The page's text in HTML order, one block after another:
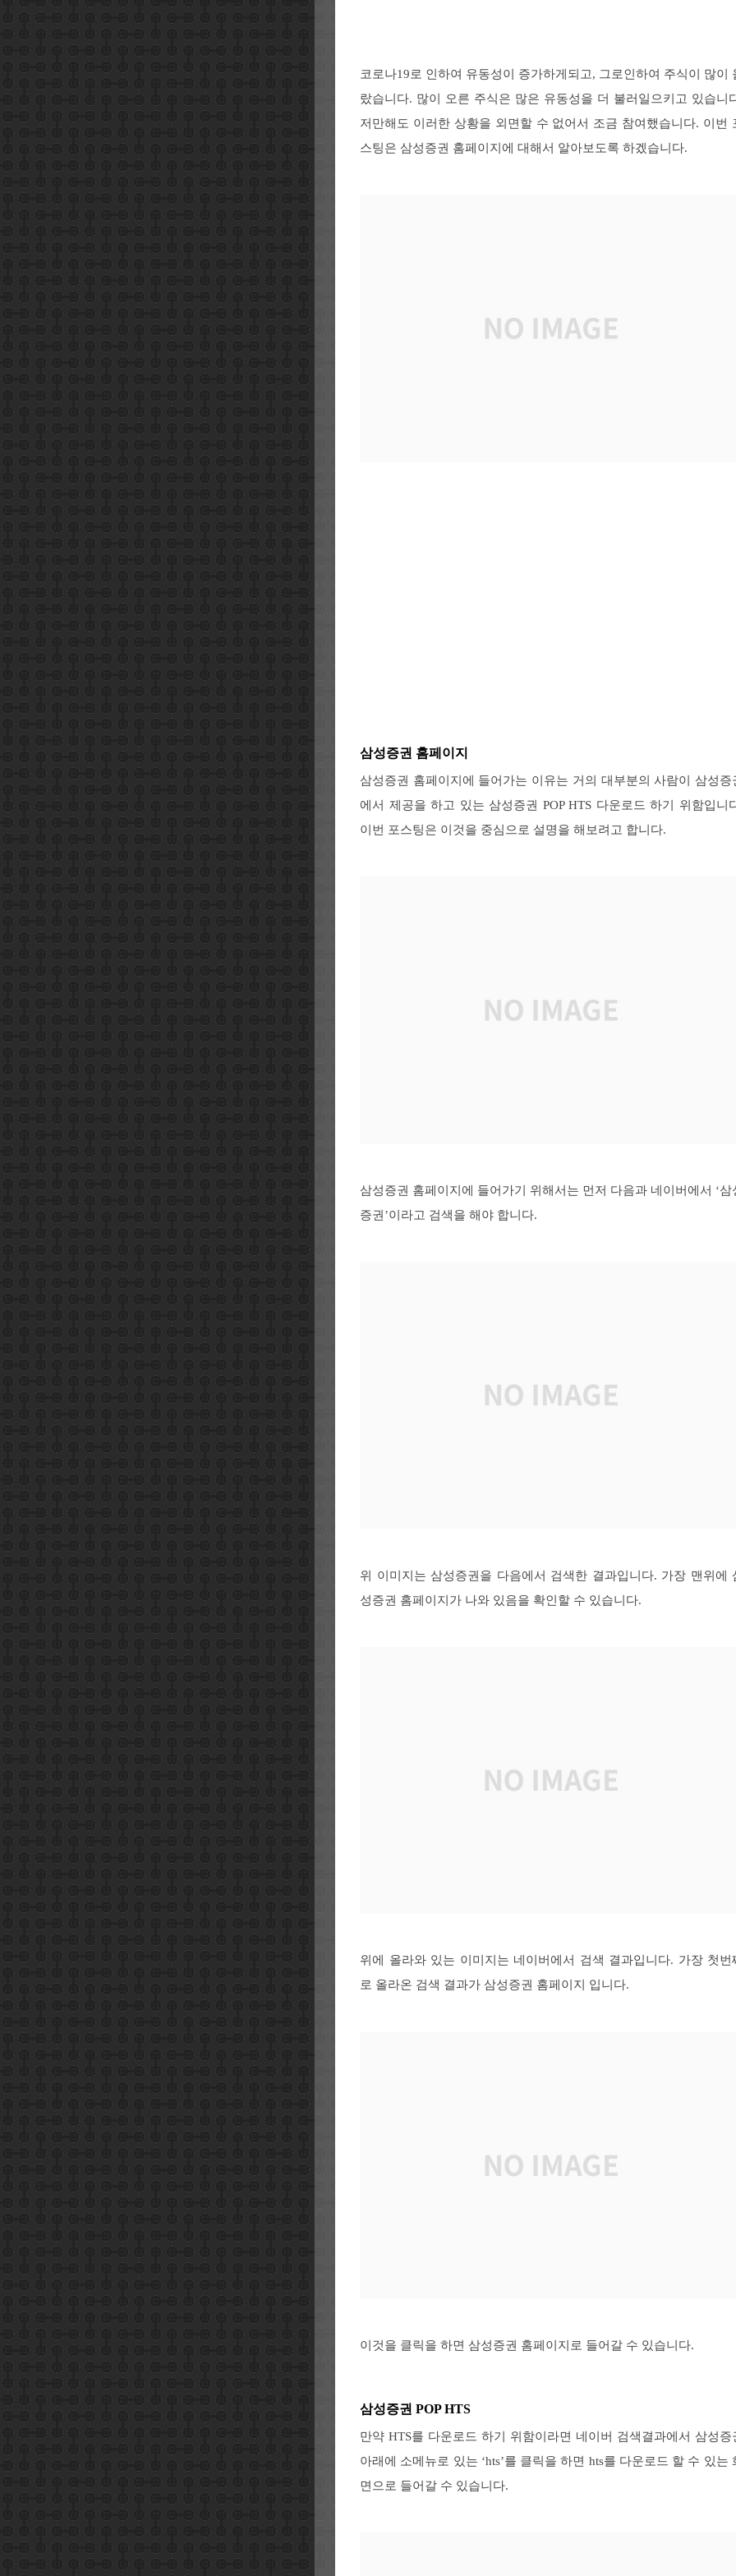
코로나19로 인하여 유동성이 증가하게되고, 그로인하여 주식이 많이
랐습니다. 많이 오른 주식은 많은 유동성을 더 불러일으키고 있습니
저만해도 이러한 상황을 외면할 수 없어서 조금 참여했습니다. 이번
스팅은 삼성증권 홈페이지에 대해서 알아보도록 하겠습니다.
삼성증권 홈페이지
삼성증권 홈페이지에 들어가는 이유는 거의 대부분의 사람이 삼성증
에서 제공을 하고 있는 삼성증권 POP HTS 다운로드 하기 위함입니
이번 포스팅은 이것을 중심으로 설명을 해보려고 합니다.
삼성증권 홈페이지에 들어가기 위해서는 먼저 다음과 네이버에서 ‘삼
증권’이라고 검색을 해야 합니다.
위 이미지는 삼성증권을 다음에서 검색한 결과입니다. 가장 맨위에
성증권 홈페이지가 나와 있음을 확인할 수 있습니다.
위에 올라와 있는 이미지는 네이버에서 검색 결과입니다. 가장 첫번
로 올라온 검색 결과가 삼성증권 홈페이지 입니다.
이것을 클릭을 하면 삼성증권 홈페이지로 들어갈 수 있습니다.
삼성증권 POP HTS
만약 HTS를 다운로드 하기 위함이라면 네이버 검색결과에서 삼성증
아래에 소메뉴로 있는 ‘hts’를 클릭을 하면 hts를 다운로드 할 수 있는
면으로 들어갈 수 있습니다.